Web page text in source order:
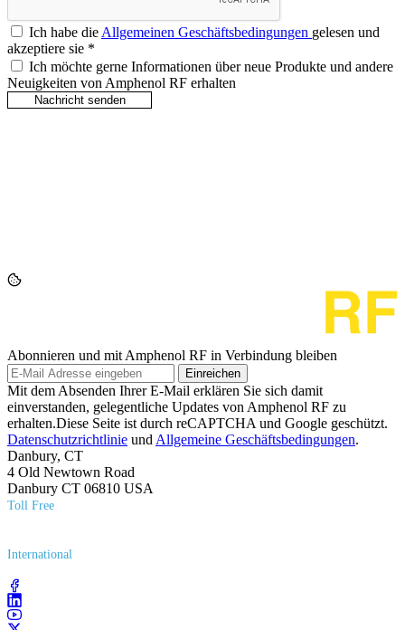
Ich habe die Allgemeinen Geschäftsbedingungen gelesen und
akzeptiere sie *
Ich möchte gerne Informationen über neue Produkte und andere
Neuigkeiten von Amphenol RF erhalten
Abonnieren und mit Amphenol RF in Verbindung bleiben
Einreichen
Mit dem Absenden Ihrer E-Mail erklären Sie sich damit
einverstanden, gelegentliche Updates von Amphenol RF zu
erhalten.Diese Seite ist durch reCAPTCHA und Google geschützt.
Datenschutzrichtlinie und Allgemeine Geschäftsbedingungen.
Danbury, CT
4 Old Newtown Road
Danbury CT 06810 USA
Toll Free
International